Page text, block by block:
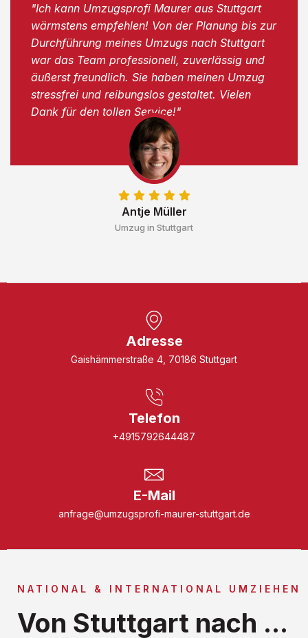
Antje Müller
Umzug in Stuttgart
"Ich kann Umzugsprofi Maurer aus Stuttgart
wärmstens empfehlen! Von der Planung bis zur
Durchführung meines Umzugs nach Stuttgart
war das Team professionell, zuverlässig und
äußerst freundlich. Sie haben meinen Umzug
stressfrei und reibungslos gestaltet. Vielen
Dank für den tollen Service!"
Adresse
Gaishämmerstraße 4, 70186 Stuttgart
Telefon
+4915792644487
E-Mail
anfrage@umzugsprofi-maurer-stuttgart.de
NATIONAL & INTERNATIONAL UMZIEHEN
Von Stuttgart nach ...